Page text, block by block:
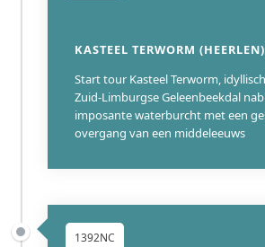
KASTEEL TERWORM (HEERLEN)
Start tour Kasteel Terworm,
Zuid-Limburgse Geleenbeekdal
imposante waterburcht met een
overgang van een middeleeuws
1392NC